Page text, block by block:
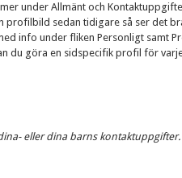
under Allmänt och
profilbild sedan tidigare så ser det
info under fliken Personligt samt
du göra en sidspecifik profil för
eller dina barns kontaktuppgifter.